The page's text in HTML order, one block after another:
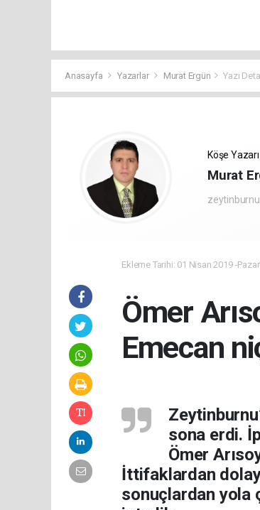
Anasayfa Yazarlar Murat Ergün Yazı
Köşe Yazarı
Murat
Ekleme Tarihi: 01 Nisan 2019 -
Ömer
Emecan
sona erdi.
Ömer
İttifaklardan
sonuçlardan yola